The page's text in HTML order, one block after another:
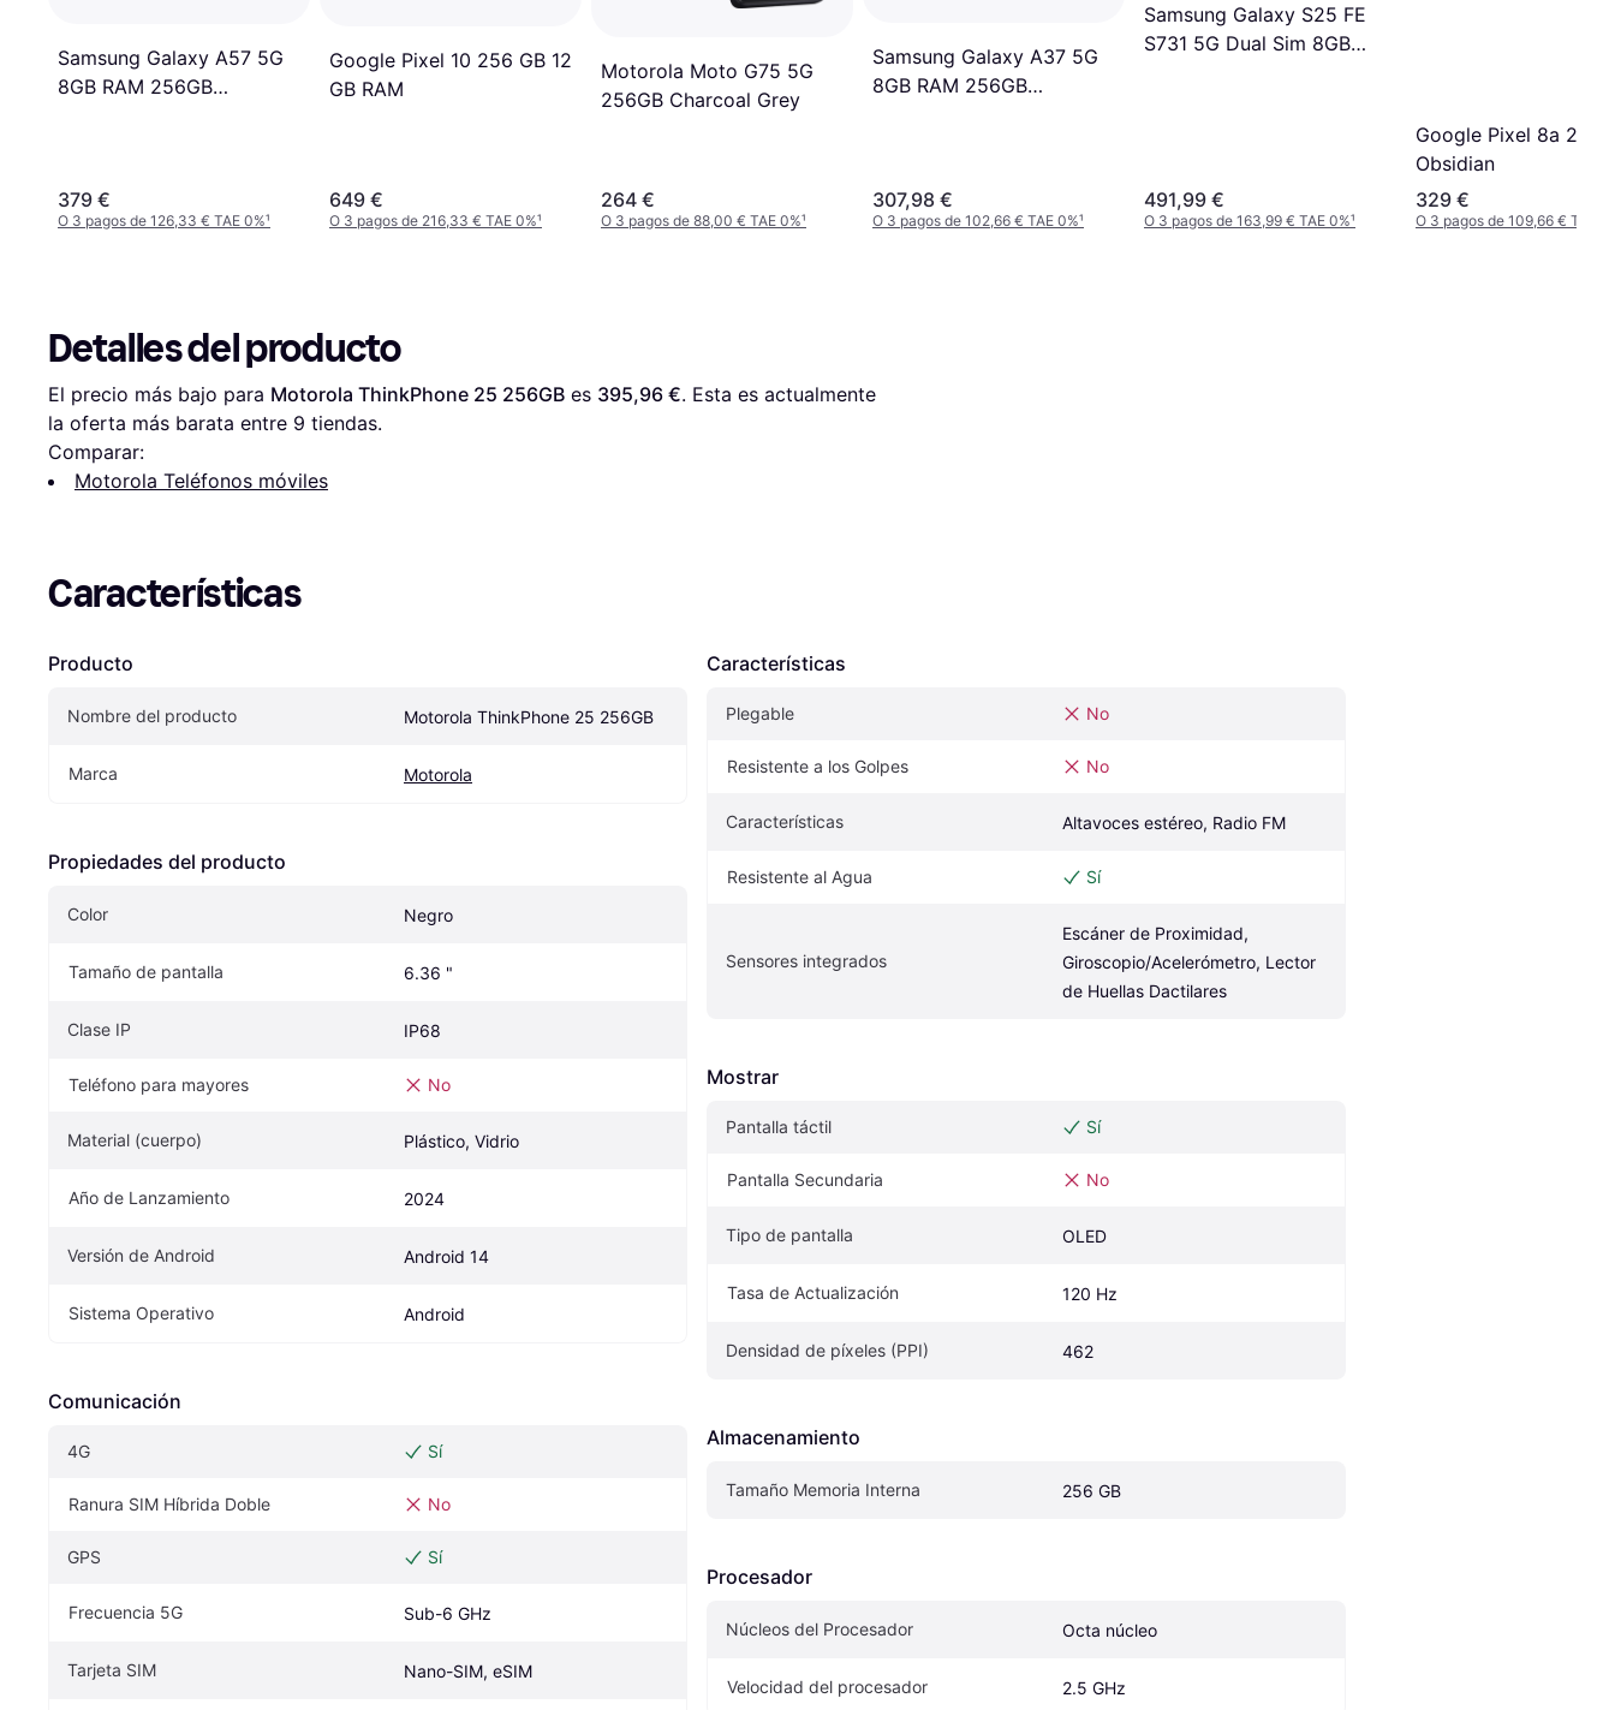
Samsung Galaxy A57 5G
8GB RAM 256GB
379 €
O 3 pagos de 126,33 € TAE 0%¹
Google Pixel 10 256 GB 12
GB RAM
649 €
O 3 pagos de 216,33 € TAE 0%¹
Motorola Moto G75 5G
256GB Charcoal Grey
264 €
O 3 pagos de 88,00 € TAE 0%¹
Samsung Galaxy A37 5G
8GB RAM 256GB
307,98 €
O 3 pagos de 102,66 € TAE 0%¹
Samsung Galaxy S25 FE
S731 5G Dual Sim 8GB
491,99 €
O 3 pagos de 163,99 € TAE 0%¹
Google Pixel 8a
Obsidian
329 €
O 3 pagos de 109,66 € TAE
Detalles del producto
El precio más bajo para Motorola ThinkPhone 25 256GB es 395,96 €. Esta es actualmente
la oferta más barata entre 9 tiendas.
Comparar:
Motorola Teléfonos móviles
Características
Producto
Nombre del producto Motorola ThinkPhone 25 256GB
Marca Motorola
Propiedades del producto
Color Negro
Tamaño de pantalla 6.36 "
Clase IP IP68
Teléfono para mayores No
Material (cuerpo) Plástico, Vidrio
Año de Lanzamiento 2024
Versión de Android Android 14
Sistema Operativo Android
Comunicación
4G Sí
Ranura SIM Híbrida Doble No
GPS Sí
Frecuencia 5G Sub-6 GHz
Tarjeta SIM Nano-SIM, eSIM
Características
Plegable No
Resistente a los Golpes No
Características Altavoces estéreo, Radio FM
Resistente al Agua Sí
Sensores integrados
Escáner de Proximidad,
Giroscopio/Acelerómetro, Lector
de Huellas Dactilares
Mostrar
Pantalla táctil Sí
Pantalla Secundaria No
Tipo de pantalla OLED
Tasa de Actualización 120 Hz
Densidad de píxeles (PPI) 462
Almacenamiento
Tamaño Memoria Interna 256 GB
Procesador
Núcleos del Procesador Octa núcleo
Velocidad del procesador 2.5 GHz